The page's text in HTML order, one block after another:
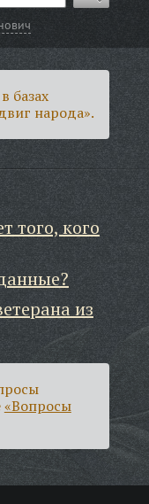
базах
народа».
того, кого
из
«Вопросы